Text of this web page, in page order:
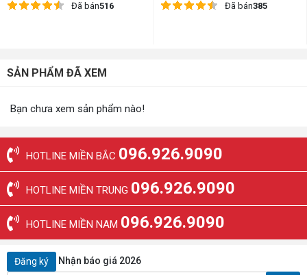
Đã bán516 Đã bán385
SẢN PHẨM ĐÃ XEM
Bạn chưa xem sản phẩm nào!
HOTLINE MIỀN BẮC 096.926.9090
HOTLINE MIỀN TRUNG 096.926.9090
HOTLINE MIỀN NAM 096.926.9090
Đăng ký Nhận báo giá 2026